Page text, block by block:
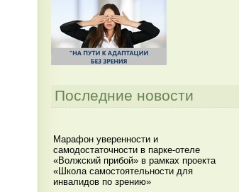
Последние новости
Марафон уверенности и
самодостаточности в парке-отеле
«Волжский прибой» в рамках проекта
«Школа самостоятельности для
инвалидов по зрению»